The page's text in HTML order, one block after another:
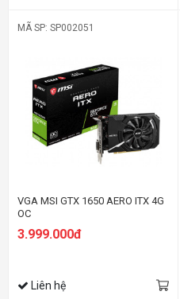
MÃ SP: SP002051
VGA MSI GTX 1650 AERO ITX 4G
OC
3.999.000đ
Liên hệ